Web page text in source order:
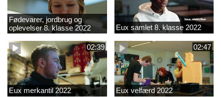
Fødevarer, jordbrug og
oplevelser 8. klasse 2022
Eux samlet 8. klasse 2022
02:39
Eux merkantil 2022
02:47
Eux velfærd 2022